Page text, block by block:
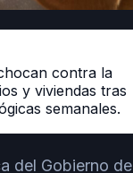
contra la
y viviendas tras
semanales.
del Gobierno de